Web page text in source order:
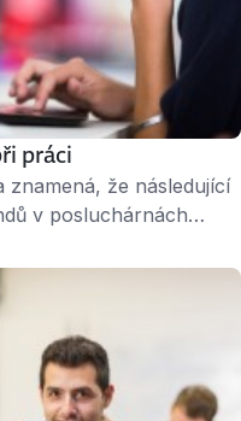
práci
znamená, že následující
v posluchárnách
do školních lavic,
i nad tím, jestli
Firmy nejčastěji posílají
a školení. „Podniky …